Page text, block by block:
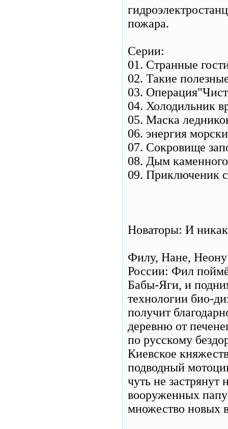
пожара.
Серии:
01. Странные
02. Такие
03.
04. Холодильник
05. Маска
06. энергия
07. Сокровище
08. Дым
09. Приключеник
Новаторы: И
Филу, Нане, Неону
России: Фил
Бабы-Яги, и
технологии био-
получит
деревню от
по русскому
Киевское
подводный
чуть не застрянут
вооруженных
множество новых